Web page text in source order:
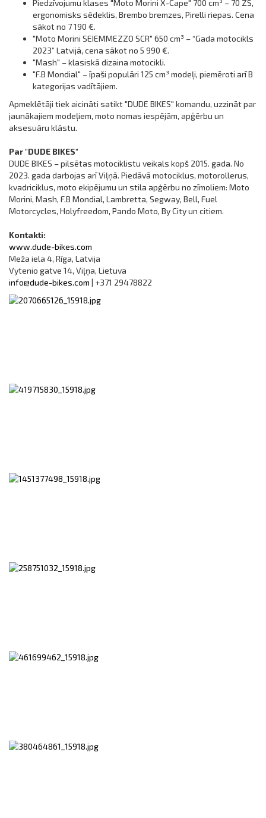
Piedzīvojumu klases "Moto Morini X-Cape" 700 cm³ – 70 ZS,
ergonomisks sēdeklis, Brembo bremzes, Pirelli riepas. Cena
sākot no 7 190 €.
"Moto Morini SEIEMMEZZO SCR" 650 cm³ – “Gada motocikls
2023” Latvijā, cena sākot no 5 990 €.
"Mash" – klasiskā dizaina motocikli.
"F.B Mondial" – īpaši populāri 125 cm³ modeļi, piemēroti arī B
kategorijas vadītājiem.
Apmeklētāji tiek aicināti satikt "DUDE BIKES" komandu, uzzināt par
jaunākajiem modeļiem, moto nomas iespējām, apģērbu un
aksesuāru klāstu.
Par "DUDE BIKES"
DUDE BIKES – pilsētas motociklistu veikals kopš 2015. gada. No
2023. gada darbojas arī Viļņā. Piedāvā motociklus, motorollerus,
kvadriciklus, moto ekipējumu un stila apģērbu no zīmoliem: Moto
Morini, Mash, F.B Mondial, Lambretta, Segway, Bell, Fuel
Motorcycles, Holyfreedom, Pando Moto, By City un citiem.
Kontakti:
www.dude-bikes.com
Meža iela 4, Rīga, Latvija
Vytenio gatve 14, Viļņa, Lietuva
info@dude-bikes.com | +371 29478822